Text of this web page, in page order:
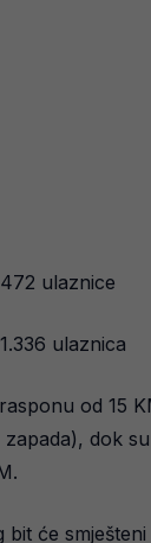
ulaznice
ulaznica
od 15
dok
bit će